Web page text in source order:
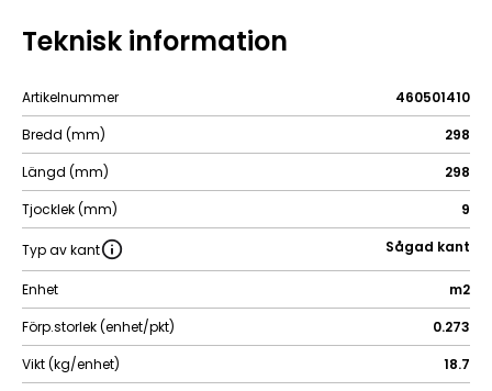
Teknisk information
Artikelnummer
460501410
Bredd (mm)
298
Längd (mm)
298
Tjocklek (mm)
9
Typ av kant Sågad kant
Enhet
m2
Förp.storlek (enhet/pkt)
0.273
Vikt (kg/enhet)
18.7